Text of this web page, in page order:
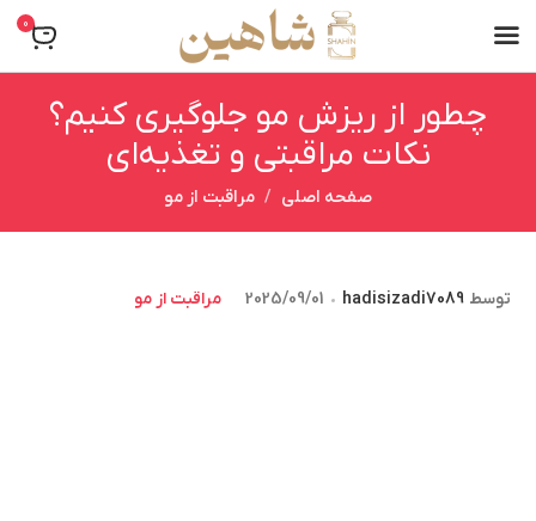
0
چطور از ریزش مو جلوگیری کنیم؟
نکات مراقبتی و تغذیه‌ای
صفحه اصلی مراقبت از مو
توسط hadisizadi7089
2025/09/01 مراقبت از مو